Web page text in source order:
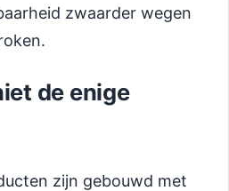
zwaarder wegen
de enige
zijn gebouwd met